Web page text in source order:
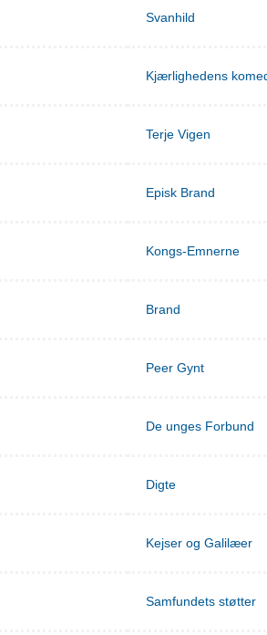
Svanhild
Kjærlighedens
Terje Vigen
Episk Brand
Kongs-Emnerne
Brand
Peer Gynt
De unges Forbund
Digte
Kejser og Galilæer
Samfundets støtter